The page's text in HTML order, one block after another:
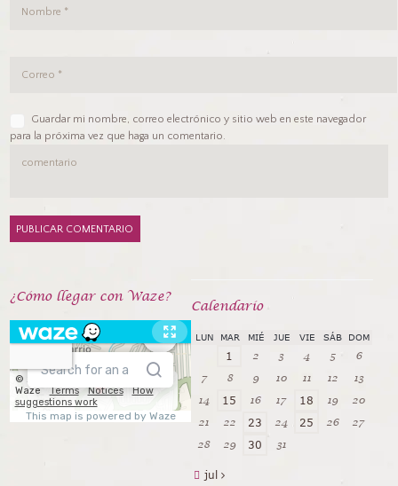
Guardar mi nombre, correo electrónico y sitio web en este navegador
para la próxima vez que haga un comentario.
¿Cómo llegar con Waze?
Calendarío
LUN MAR MIÉ JUE VIE SÁB DOM
1 2 3 4 5
6
7
8 9 10 11 12
13
14
15 16 17 18 19
20
21
22 23 24 25 26
27
28
29 30 31
jul